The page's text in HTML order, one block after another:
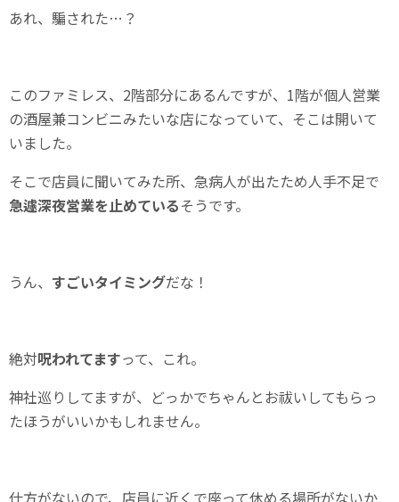
あれ、騙された…？
このファミレス、2階部分にあるんですが、1階が個人営業
の酒屋兼コンビニみたいな店になっていて、そこは開いて
いました。
そこで店員に聞いてみた所、急病人が出たため人手不足で
急遽深夜営業を止めているそうです。
うん、 すごいタイミングだな！
絶対呪われてますって、これ。
神社巡りしてますが、どっかでちゃんとお祓いしてもらっ
たほうがいいかもしれません。
仕方がないので、店員に近くで座って休める場所がないか